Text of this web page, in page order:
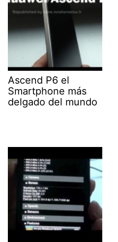
Ascend P6 el
Smartphone más
delgado del mundo